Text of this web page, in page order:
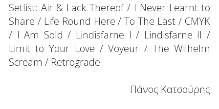
Setlist: Air & Lack Thereof / I Never Learnt to
Share / Life Round Here / To The Last / CMYK
/ I Am Sold / Lindisfarne I / Lindisfarne II /
Limit to Your Love / Voyeur / The Wilhelm
Scream / Retrograde
Πάνος Κατσούρης